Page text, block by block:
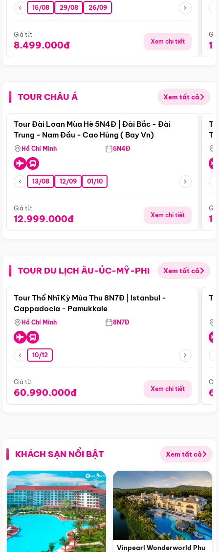
15/08 29/08 26/09
Giá từ:
8.499.000đ Xem chi tiết
TOUR CHÂU Á Xem tất cả
Điểm nổi bật
Tour Đài Loan Mùa Hè 5N4Đ | Đài Bắc - Đài
Trung - Nam Đầu - Cao Hùng ( Bay Vn)
Hồ Chí Minh 5N4Đ
13/08 12/09 01/10
Giá từ:
12.999.000đ Xem chi tiết
TOUR DU LỊCH ÂU-ÚC-MỸ-PHI Xem tất cả
Điểm nổi bật
Tour Thổ Nhĩ Kỳ Mùa Thu 8N7Đ | Istanbul -
Cappadocia - Pamukkale
Hồ Chí Minh 8N7Đ
10/12
Giá từ:
60.990.000đ Xem chi tiết
KHÁCH SẠN NỔI BẬT Xem tất cả
Vinpearl Wonderworld Phu